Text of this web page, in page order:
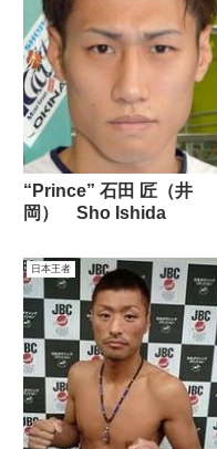
“Prince” 石田 匠（井
岡） Sho Ishida
日本王者